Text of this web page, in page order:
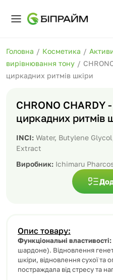
Головна / Косметика /
вирівнювання тону /
циркадних ритмів шкіри
CHRONO CHARDY
циркадних ритмів
INCI: Water, Butylene
Extract
Виробник: Ichimaru
Опис товару:
Функціональні властивості:
шардоне). Відновлення
шкіри, відновлення сухої та
постраждала від стресу та